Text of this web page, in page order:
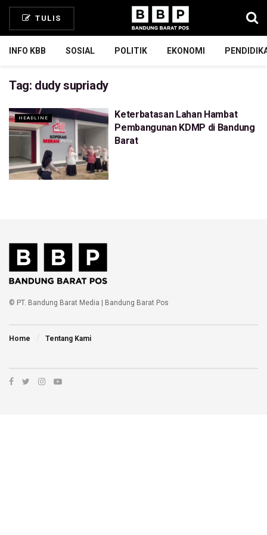
TULIS
INFO KBB SOSIAL POLITIK EKONOMI
Tag: dudy supriady
HEADLINE
Keterbatasan Lahan Hambat
Pembangunan KDMP di Bandung
Barat
© PT. Bandung Barat Media | Bandung Barat Pos
Home Tentang Kami